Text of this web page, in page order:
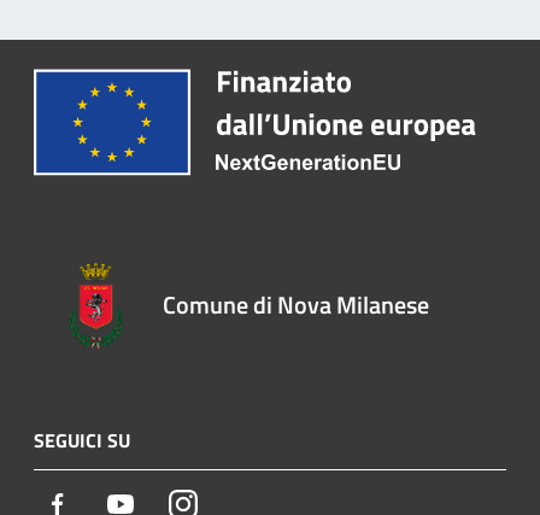
Comune di Nova Milanese
SEGUICI SU
Facebook YoutubeInstagram